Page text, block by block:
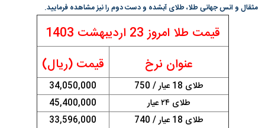
مثقال و انس جهانی طلا، طلای آبشده و دست دوم را نیز مشاهده فرمایید.
قیمت طلا امروز 23 اردیبهشت 1403
عنوان نرخ
قیمت (ریال)
طلای 18 عیار / 750
34,050,000
طلای ۲۴ عیار
45,400,000
طلای 18 عیار / 740
33,596,000